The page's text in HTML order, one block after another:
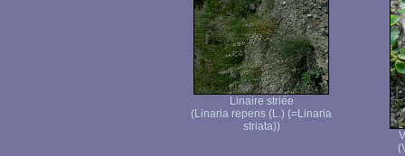
Linaire striée
(Linaria repens (L.) (=Linaria
striata))